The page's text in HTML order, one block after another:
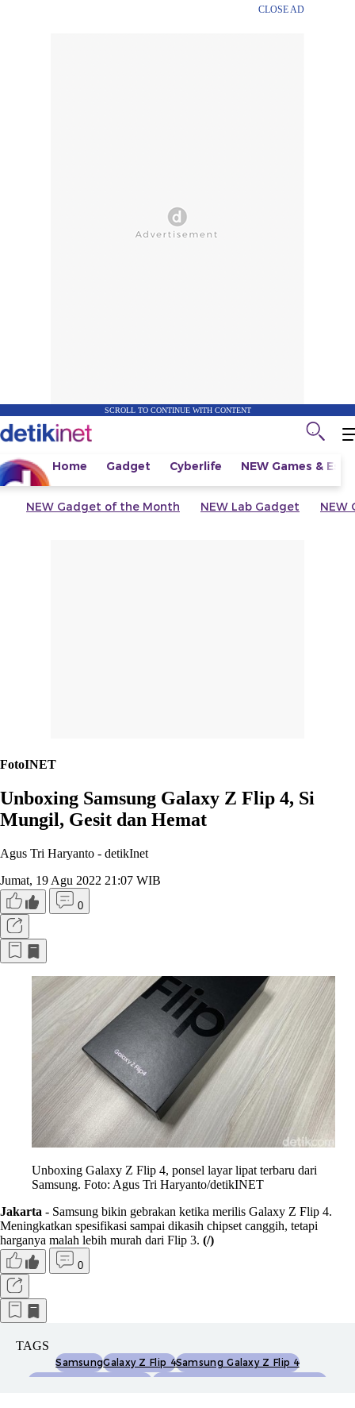
CLOSE AD
SCROLL TO CONTINUE WITH CONTENT
Home Gadget Cyberlife NEW Games &
NEW Gadget of the Month NEW Lab Gadget NEW
FotoINET
Unboxing Samsung Galaxy Z Flip 4, Si
Mungil, Gesit dan Hemat
Agus Tri Haryanto - detikInet
Jumat, 19 Agu 2022 21:07 WIB
0
Unboxing Galaxy Z Flip 4, ponsel layar lipat terbaru dari
Samsung. Foto: Agus Tri Haryanto/detikINET
Jakarta - Samsung bikin gebrakan ketika merilis Galaxy Z Flip 4.
Meningkatkan spesifikasi sampai dikasih chipset canggih, tetapi
harganya malah lebih murah dari Flip 3. (/)
0
TAGS
SamsungGalaxy Z Flip 4Samsung Galaxy Z Flip 4